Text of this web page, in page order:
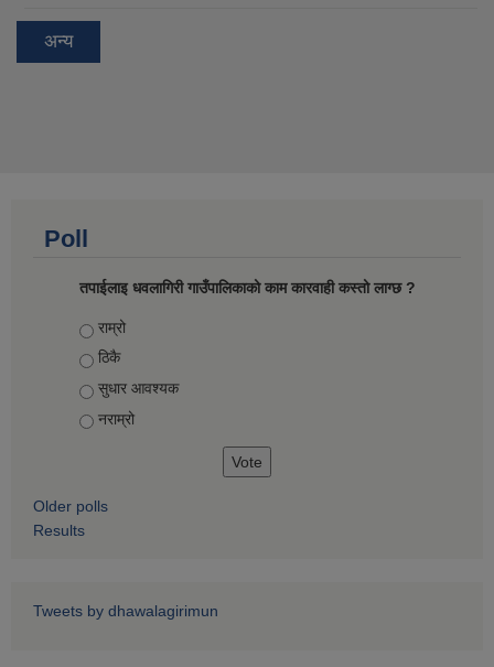
अन्य
Poll
तपाईलाइ धवलागिरी गाउँपालिकाको काम कारवाही कस्तो लाग्छ ?
Choices
राम्रो
ठिकै
सुधार आवश्यक
नराम्रो
Older polls
Results
Tweets by dhawalagirimun